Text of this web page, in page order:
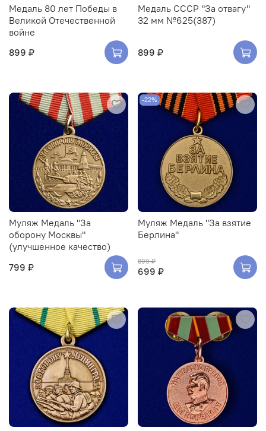
Медаль 80 лет Победы в
Великой Отечественной
войне
899 ₽
Медаль СССР "За отвагу"
32 мм №625(387)
899 ₽
Муляж Медаль "За
оборону Москвы"
(улучшенное качество)
799 ₽
-22%
Муляж Медаль "За взятие
Берлина"
899 ₽
699 ₽